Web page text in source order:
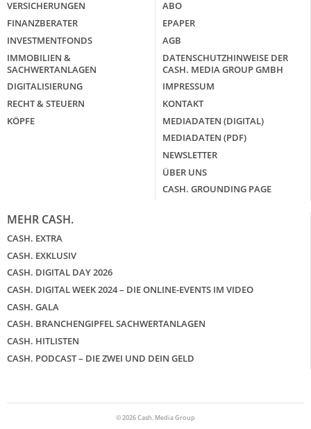
VERSICHERUNGEN
FINANZBERATER
INVESTMENTFONDS
IMMOBILIEN &
SACHWERTANLAGEN
DIGITALISIERUNG
RECHT & STEUERN
KÖPFE
ABO
EPAPER
AGB
DATENSCHUTZHINWEISE DER
CASH. MEDIA GROUP GMBH
IMPRESSUM
KONTAKT
MEDIADATEN (DIGITAL)
MEDIADATEN (PDF)
NEWSLETTER
ÜBER UNS
CASH. GROUNDING PAGE
MEHR CASH.
CASH. EXTRA
CASH. EXKLUSIV
CASH. DIGITAL DAY 2026
CASH. DIGITAL WEEK 2024 – DIE ONLINE-EVENTS IM VIDEO
CASH. GALA
CASH. BRANCHENGIPFEL SACHWERTANLAGEN
CASH. HITLISTEN
CASH. PODCAST – DIE ZWEI UND DEIN GELD
© 2026 Cash. Media Group